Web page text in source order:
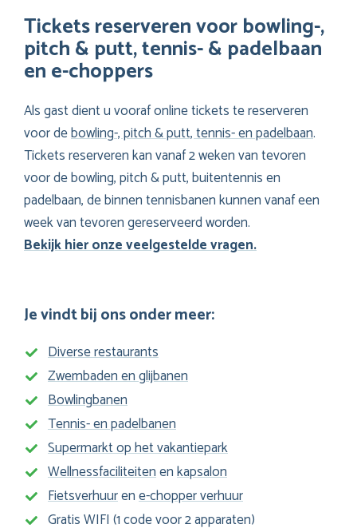
Tickets reserveren voor bowling-,
pitch & putt, tennis- & padelbaan
en e-choppers
Als gast dient u vooraf online tickets te reserveren
voor debowling-, pitch & putt, tennis- en padelbaan.
Tickets reserveren kan vanaf 2 weken van tevoren
voor de bowling, pitch & putt, buitentennis en
padelbaan, de binnen tennisbanen kunnen vanaf een
week van tevoren gereserveerd worden.
Bekijk hier onze veelgestelde vragen.
Je vindt bij ons onder meer:
Diverse restaurants
Zwembaden en glijbanen
Bowlingbanen
Tennis- en padelbanen
Supermarkt op het vakantiepark
Wellnessfaciliteitenenkapsalon
Fietsverhuurene-chopper verhuur
Gratis WIFI (1 code voor 2 apparaten)